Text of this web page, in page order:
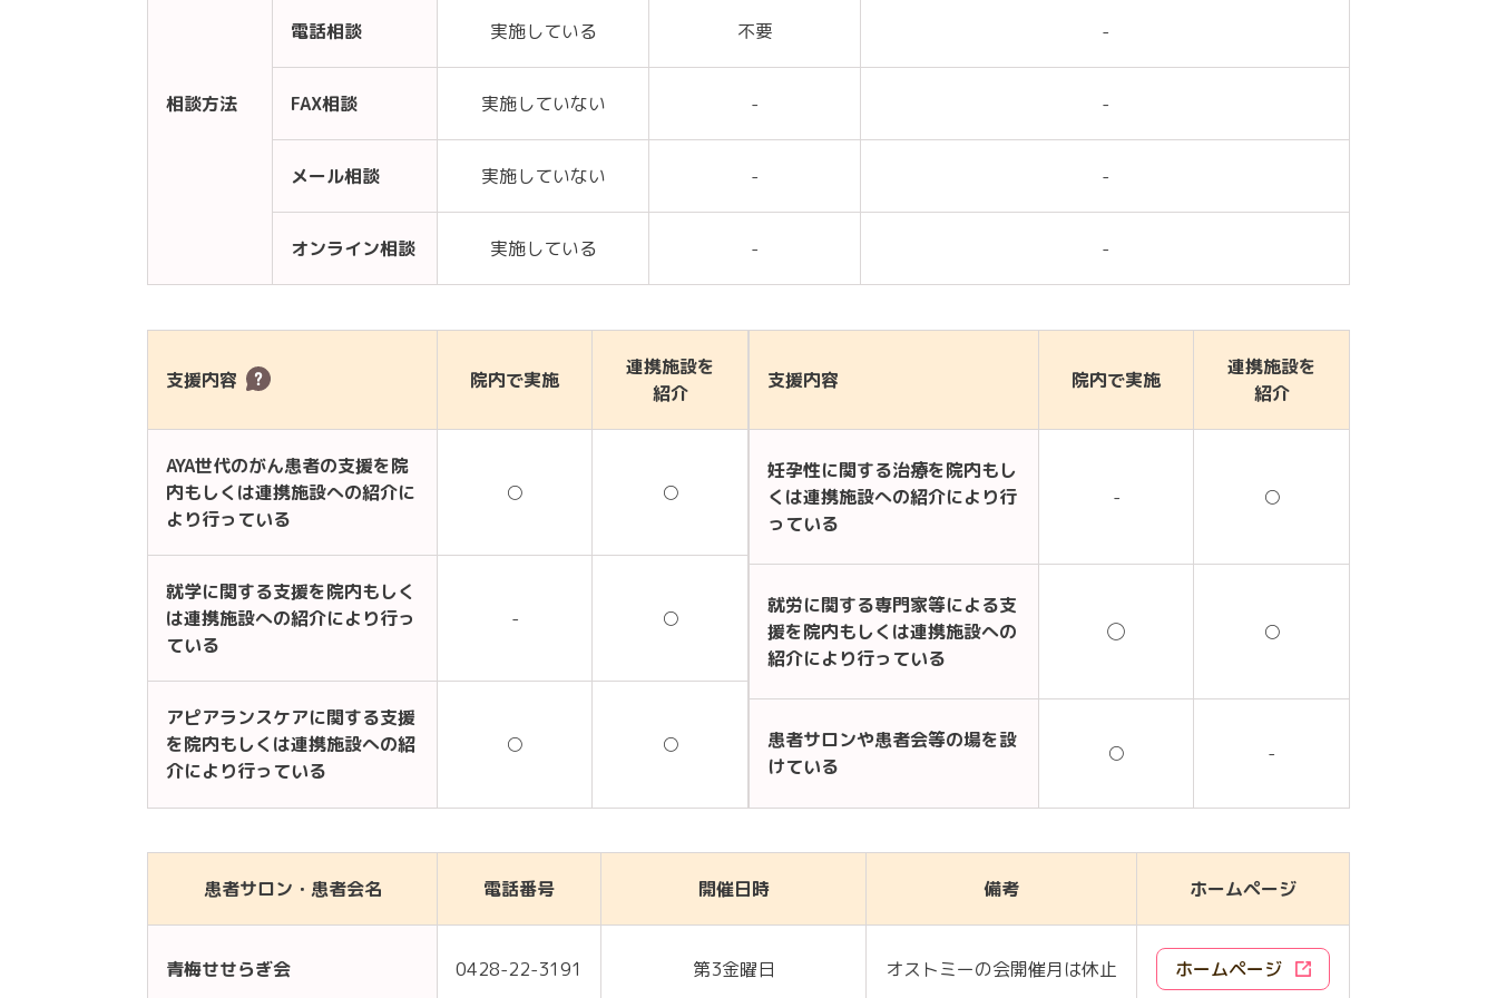
相談方法
電話相談 実施している 不要 -
FAX相談 実施していない - -
メール相談 実施していない - -
オンライン相談 実施している - -
支援内容 院内で実施
連携施設を
紹介
AYA世代のがん患者の支援を院
内もしくは連携施設への紹介に
より行っている
○ ○
就学に関する支援を院内もしく
は連携施設への紹介により行っ
ている
- ○
アピアランスケアに関する支援
を院内もしくは連携施設への紹
介により行っている
○ ○
支援内容 院内で実施
連携施設を
紹介
妊孕性に関する治療を院内もし
くは連携施設への紹介により行
っている
- ○
就労に関する専門家等による支
援を院内もしくは連携施設への
紹介により行っている
◯ ○
患者サロンや患者会等の場を設
けている
○ -
患者サロン・患者会名 電話番号 開催日時 備考 ホームページ
青梅せせらぎ会 0428-22-3191 第3金曜日 オストミーの会開催月は休止 ホームページ